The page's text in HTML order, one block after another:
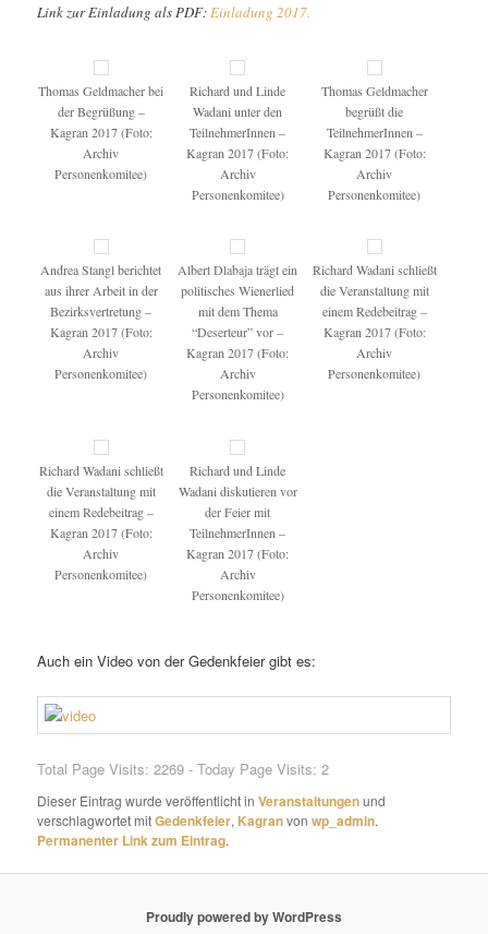
Link zur Einladung als PDF:Einladung 2017.
Thomas Geldmacher bei
der Begrüßung –
Kagran 2017 (Foto:
Archiv
Personenkomitee)
Richard und Linde
Wadani unter den
TeilnehmerInnen –
Kagran 2017 (Foto:
Archiv
Personenkomitee)
Thomas Geldmacher
begrüßt die
TeilnehmerInnen –
Kagran 2017 (Foto:
Archiv
Personenkomitee)
Andrea Stangl berichtet
aus ihrer Arbeit in der
Bezirksvertretung –
Kagran 2017 (Foto:
Archiv
Personenkomitee)
Albert Dlabaja trägt ein
politisches Wienerlied
mit dem Thema
“Deserteur” vor –
Kagran 2017 (Foto:
Archiv
Personenkomitee)
Richard Wadani schließt
die Veranstaltung mit
einem Redebeitrag –
Kagran 2017 (Foto:
Archiv
Personenkomitee)
Richard Wadani schließt
die Veranstaltung mit
einem Redebeitrag –
Kagran 2017 (Foto:
Archiv
Personenkomitee)
Richard und Linde
Wadani diskutieren vor
der Feier mit
TeilnehmerInnen –
Kagran 2017 (Foto:
Archiv
Personenkomitee)
Auch ein Video von der Gedenkfeier gibt es:
Total Page Visits: 2269 - Today Page Visits: 2
Dieser Eintrag wurde veröffentlicht inVeranstaltungenund
verschlagwortet mitGedenkfeier, Kagranvonwp_admin.
Permanenter Link zum Eintrag.
Proudly powered by WordPress